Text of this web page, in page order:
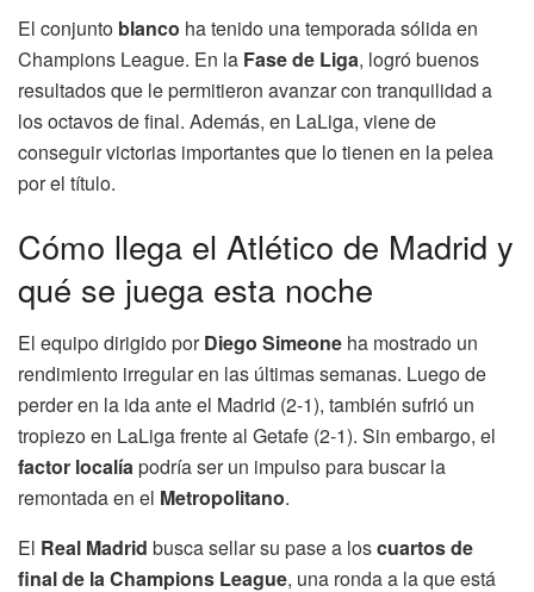
El conjunto blanco ha tenido una temporada sólida en
Champions League. En la Fase de Liga, logró buenos
resultados que le permitieron avanzar con tranquilidad a
los octavos de final. Además, en LaLiga, viene de
conseguir victorias importantes que lo tienen en la pelea
por el título.
Cómo llega el Atlético de Madrid y
qué se juega esta noche
El equipo dirigido porDiego Simeone ha mostrado un
rendimiento irregular en las últimas semanas. Luego de
perder en la ida ante el Madrid (2-1), también sufrió un
tropiezo en LaLiga frente al Getafe (2-1). Sin embargo, el
factor localíapodría ser un impulso para buscar la
remontada en el Metropolitano.
El Real Madrid busca sellar su pase a loscuartos de
final de la Champions League, una ronda a la que está